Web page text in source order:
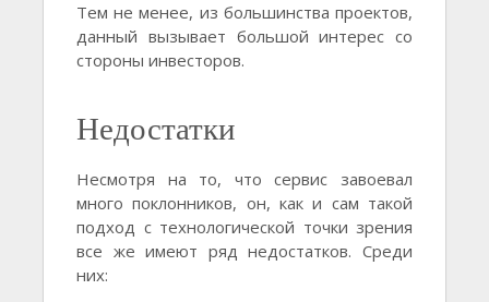
Тем не менее, из большинства проектов,
данный вызывает большой интерес со
стороны инвесторов.
Недостатки
Несмотря на то, что сервис завоевал
много поклонников, он, как и сам такой
подход с технологической точки зрения
все же имеют ряд недостатков. Среди
них: